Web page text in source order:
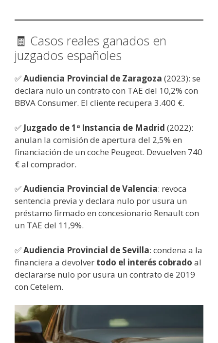
🧾 Casos reales ganados en
juzgados españoles
✅Audiencia Provincial de Zaragoza (2023): se
declara nulo un contrato con TAE del 10,2% con
BBVA Consumer. El cliente recupera 3.400 €.
✅ Juzgado de 1ª Instancia de Madrid (2022):
anulan la comisión de apertura del 2,5% en
financiación de un coche Peugeot. Devuelven 740
€ al comprador.
✅Audiencia Provincial de Valencia: revoca
sentencia previa y declara nulo por usura un
préstamo firmado en concesionario Renault con
un TAE del 11,9%.
✅Audiencia Provincial de Sevilla: condena a la
financiera a devolver todo el interés cobrado al
declararse nulo por usura un contrato de 2019
con Cetelem.